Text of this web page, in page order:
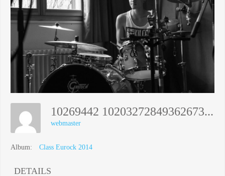
10269442 10203272849362673 7372017350007306256 N
webmaster
Album: Class Eurock 2014
DETAILS